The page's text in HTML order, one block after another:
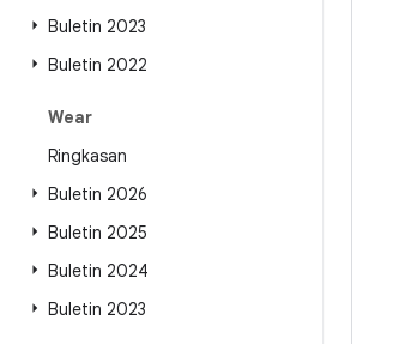
Buletin 2023
Buletin 2022
Wear
Ringkasan
Buletin 2026
Buletin 2025
Buletin 2024
Buletin 2023